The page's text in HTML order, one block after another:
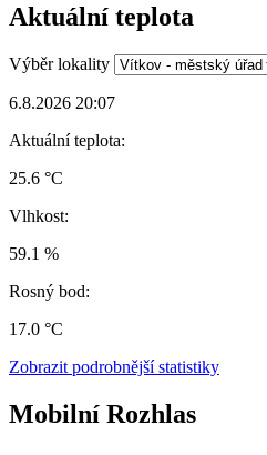
Aktuální teplota
Výběr lokality
6.8.2026 20:07
Aktuální teplota:
25.6 °C
Vlhkost:
59.1 %
Rosný bod:
17.0 °C
Zobrazit podrobnější statistiky
Mobilní Rozhlas